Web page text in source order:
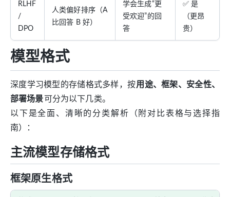
RLHF
/
DPO
人类偏好排序（A
比回答 B 好）
学会生成“更
受欢迎”的回
答
✅ 是
（更昂
贵）
模型格式
深度学习模型的存储格式多样，按用途、框架、安全性、
部署场景 可分为以下几类。
以下是全面、清晰的分类解析（附对比表格与选择指
南）：
主流模型存储格式
框架原生格式